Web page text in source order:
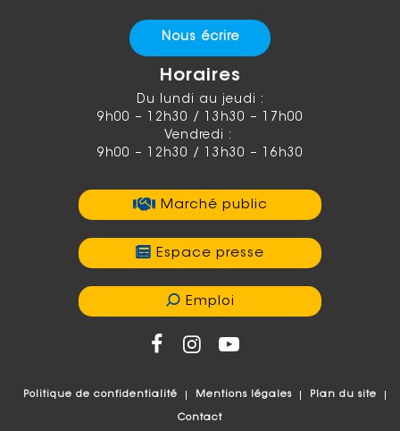
Nous écrire
Horaires
Du lundi au jeudi :
9h00 – 12h30 / 13h30 – 17h00
Vendredi :
9h00 – 12h30 / 13h30 – 16h30
Marché public
Espace presse
Emploi
Politique de confidentialité Mentions légales Plan du site
Contact